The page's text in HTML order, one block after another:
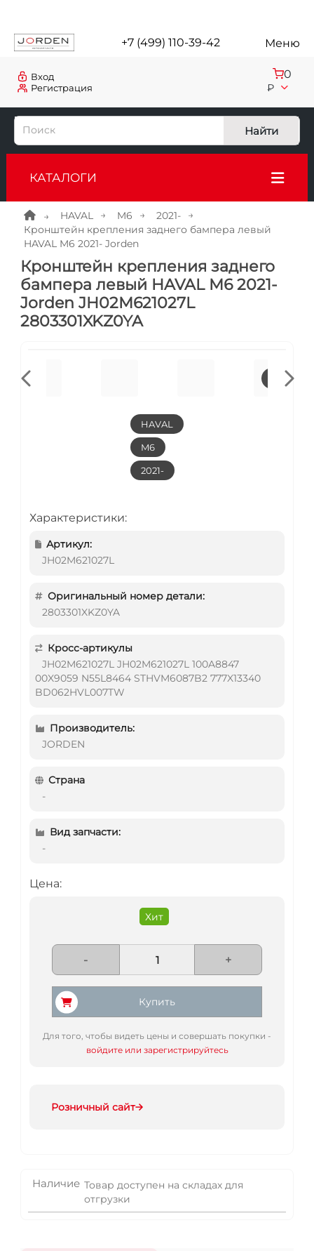
+7 (499) 110-39-42 Меню
Регистрация
Вход 0
₽
Найти
КАТАЛОГИ
HAVAL M6
2021-
Кронштейн крепления заднего бампера левый
HAVAL M6 2021- Jorden
Кронштейн крепления заднего
бампера левый HAVAL M6 2021-
Jorden JH02M621027L
2803301XKZ0YA
HAVAL
M6
2021-
Характеристики:
Артикул:
JH02M621027L
Оригинальный номер детали:
2803301XKZ0YA
Кросс-артикулы
JH02M621027L JH02M621027L 100A8847
00X9059 N55L8464 STHVM6087B2 777X13340
BD062HVL007TW
Производитель:
JORDEN
Страна
-
Вид запчасти:
-
Цена:
Хит
- +
Купить
Для того, чтобы видеть цены и совершать покупки -
войдите или зарегистрируйтесь
Розничный сайт
Наличие Товар доступен на складах для
отгрузки